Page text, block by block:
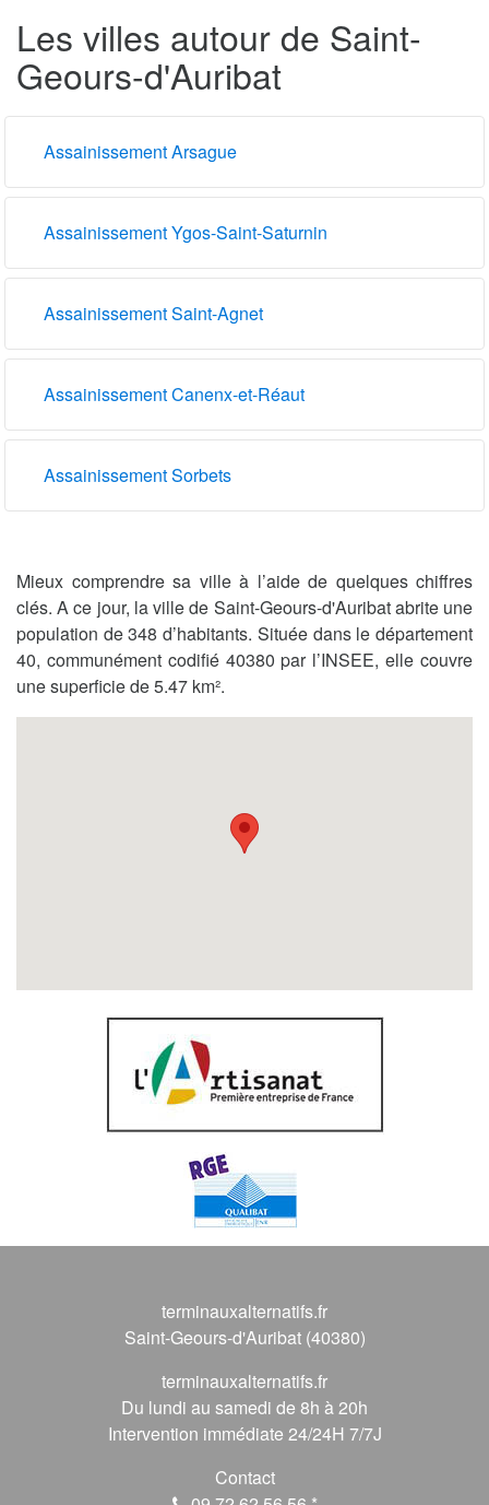
Les villes autour de Saint-
Geours-d'Auribat
Assainissement Arsague
Assainissement Ygos-Saint-Saturnin
Assainissement Saint-Agnet
Assainissement Canenx-et-Réaut
Assainissement Sorbets
Mieux comprendre sa ville à l’aide de quelques chiffres
clés. A ce jour, la ville de Saint-Geours-d'Auribat abrite une
population de 348 d’habitants. Située dans le département
40, communément codifié 40380 par l’INSEE, elle couvre
une superficie de 5.47 km².
terminauxalternatifs.fr
Saint-Geours-d'Auribat (40380)
terminauxalternatifs.fr
Du lundi au samedi de 8h à 20h
Intervention immédiate 24/24H 7/7J
Contact